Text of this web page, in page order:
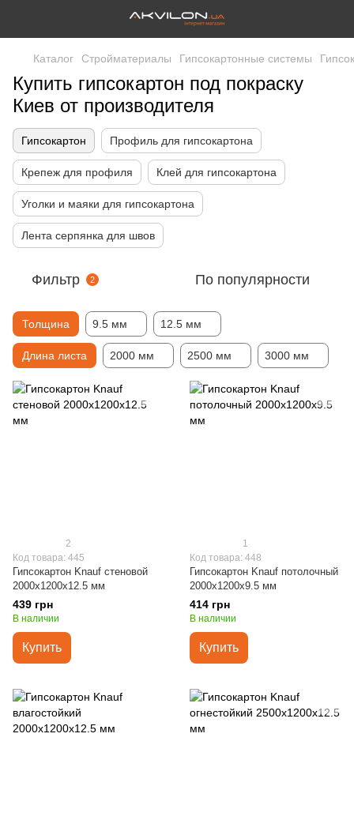
Каталог Стройматериалы Гипсокартонные системы
Купить гипсокартон под покраску
Киев от производителя
Гипсокартон Профиль для гипсокартона
Крепеж для профиля Клей для гипсокартона
Уголки и маяки для гипсокартона
Лента серпянка для швов
Фильтр 2 По популярности
Толщина 9.5 мм 12.5 мм
Длина листа 2000 мм 2500 мм 3000 мм
2
Код товара: 445
Гипсокартон Knauf стеновой
2000x1200x12.5 мм
439 грн
В наличии
Купить
1
Код товара: 448
Гипсокартон Knauf потолочный
2000x1200x9.5 мм
414 грн
В наличии
Купить